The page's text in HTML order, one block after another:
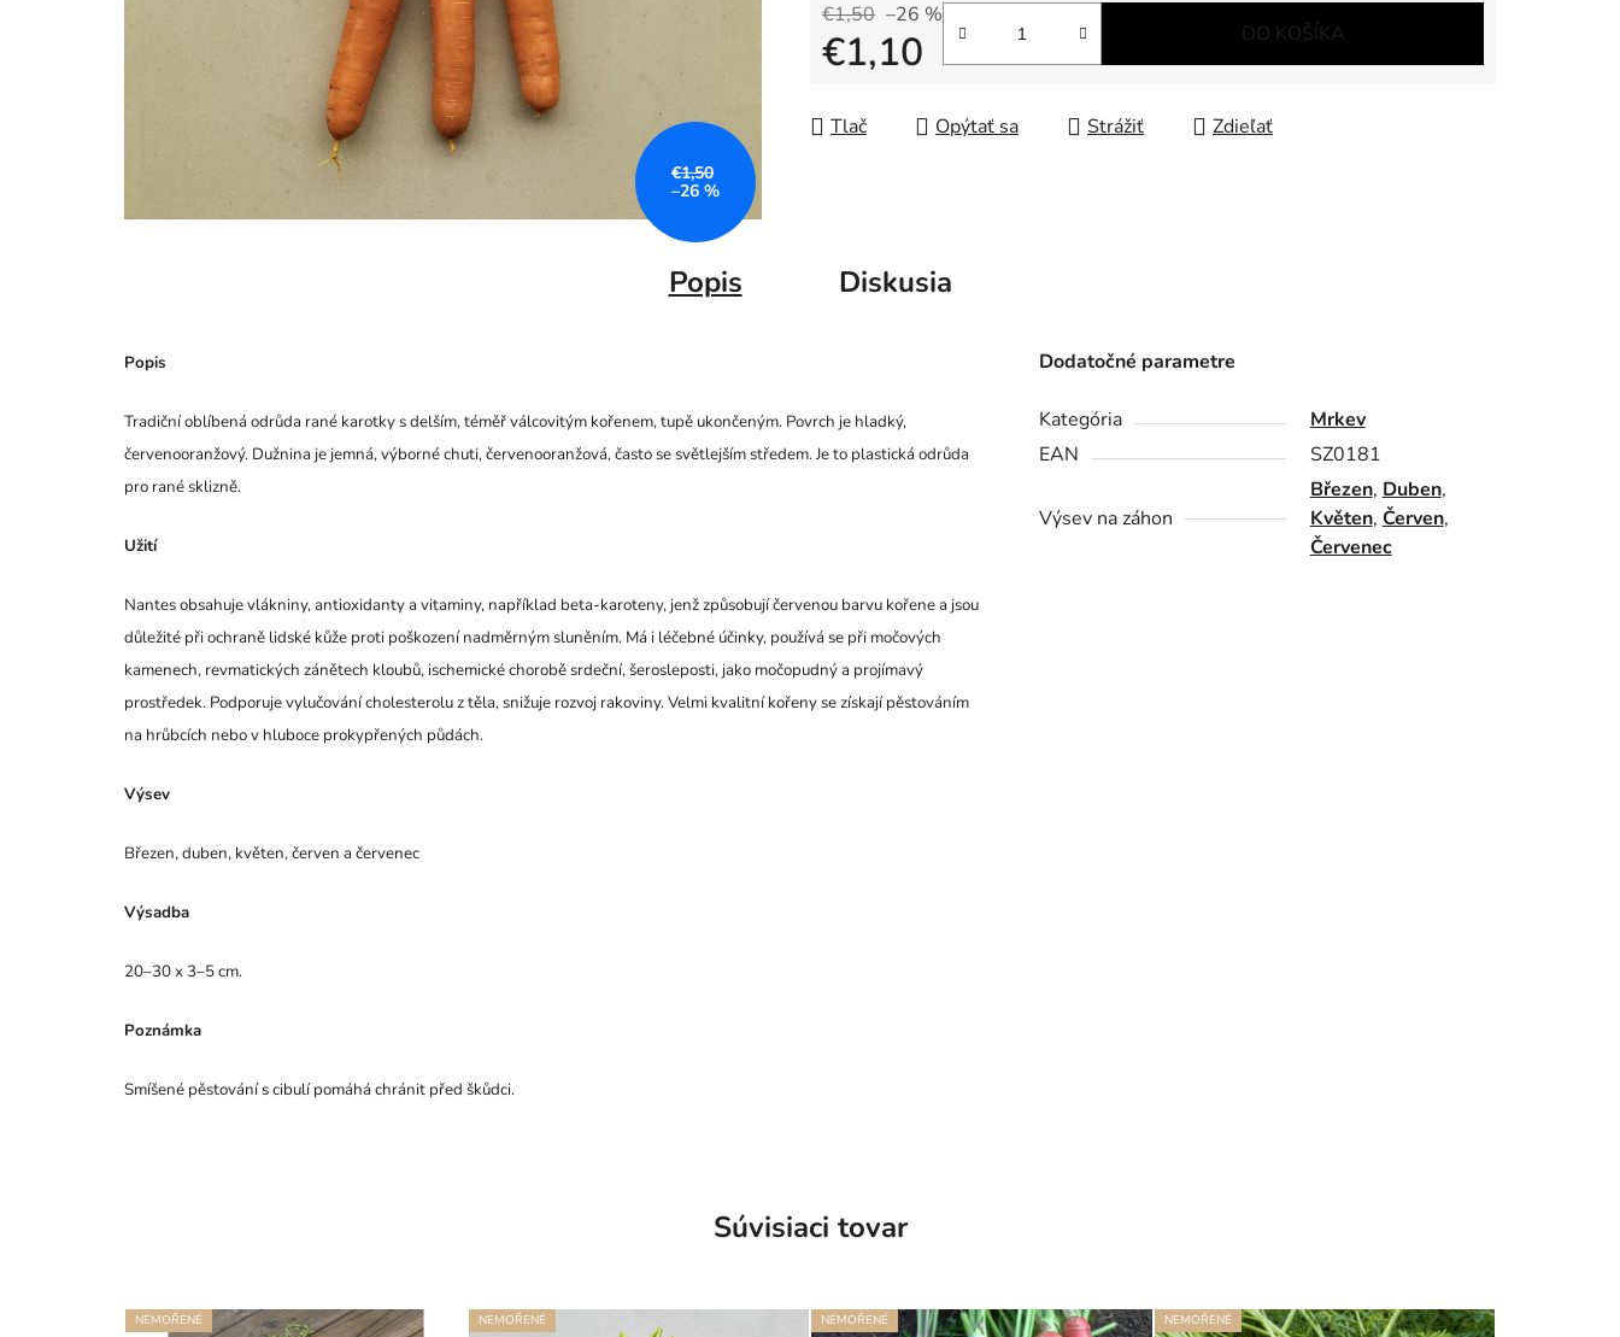
€1,50 –26 %
€1,10 DO KOŠÍKA
Tlač Opýtať sa Strážiť Zdieľať
€1,50
–26 %
Popis Diskusia
Popis
Tradiční oblíbená odrůda rané karotky s delším, téměř válcovitým kořenem, tupě ukončeným. Povrch je hladký,
červenooranžový. Dužnina je jemná, výborné chuti, červenooranžová, často se světlejším středem. Je to plastická odrůda
pro rané sklizně.
Užití
Nantes obsahuje vlákniny, antioxidanty a vitaminy, například beta-karoteny, jenž způsobují červenou barvu kořene a jsou
důležité při ochraně lidské kůže proti poškození nadměrným sluněním. Má i léčebné účinky, používá se při močových
kamenech, revmatických zánětech kloubů, ischemické chorobě srdeční, šerosleposti, jako močopudný a projímavý
prostředek. Podporuje vylučování cholesterolu z těla, snižuje rozvoj rakoviny. Velmi kvalitní kořeny se získají pěstováním
na hrůbcích nebo v hluboce prokypřených půdách.
Výsev
Březen, duben, květen, červen a červenec
Výsadba
20–30 x 3–5 cm.
Poznámka
Smíšené pěstování s cibulí pomáhá chránit před škůdci.
Dodatočné parametre
Kategória
Mrkev
EAN
SZ0181
Výsev na záhon
Březen, Duben,
Květen, Červen,
Červenec
Súvisiaci tovar
NEMOŘENÉ NEMOŘENÉ NEMOŘENÉ NEMOŘENÉ